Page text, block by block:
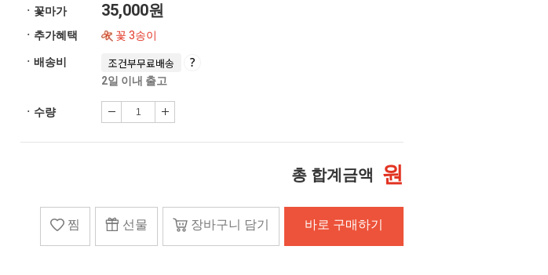
ㆍ꽃마가 35,000원
ㆍ추가혜택 꽃 3송이
ㆍ배송비 조건부무료배송
2일 이내 출고
ㆍ수량
총 합계금액 원
찜 선물 장바구니 담기 바로 구매하기